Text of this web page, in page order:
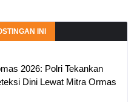
INI
2026: Polri Tekankan
Dini Lewat Mitra Ormas